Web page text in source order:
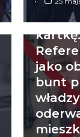
jako
bunt
władzy